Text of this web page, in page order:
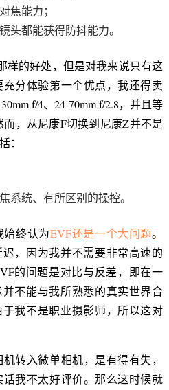
焦能力；
头都能获得防抖能力。
样的好处，但是对我来说只有这
分体验第一个优点，我还得卖
f/4、24-70mm f/2.8，并且等
而，从尼康F切换到尼康Z并不是
：
系统、有所区别的操控。
始终认为EVF还是一个大问题。
，因为我并不需要非常高速的
的问题是对比与反差，即在一
不能与我所熟悉的真实世界合
我不是职业摄影师，所以这对
转入微单相机，是有得有失，
我不太好评价。那么这时候就